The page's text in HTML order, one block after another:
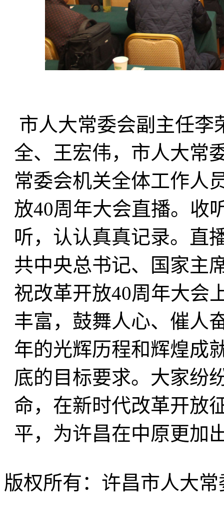
市人大常委会副主任李
全、王宏伟，市人大常
常委会机关全体工作人
放40周年大会直播。收
听，认认真真记录。直
共中央总书记、国家主
祝改革开放40周年大会
丰富，鼓舞人心、催人
年的光辉历程和辉煌成
底的目标要求。大家纷
命，在新时代改革开放
平，为许昌在中原更加
版权所有：许昌市人大